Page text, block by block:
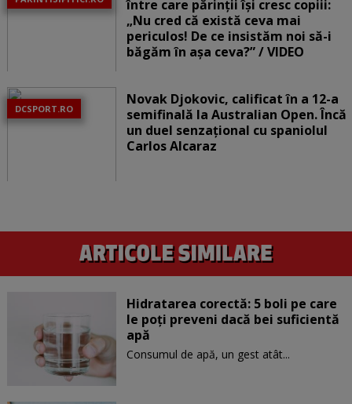
între care părinții își cresc copiii:
„Nu cred că există ceva mai
periculos! De ce insistăm noi să-i
băgăm în așa ceva?” / VIDEO
DCSPORT.RO
Novak Djokovic, calificat în a 12-a
semifinală la Australian Open. Încă
un duel senzațional cu spaniolul
Carlos Alcaraz
Hidratarea corectă: 5 boli pe care
le poți preveni dacă bei suficientă
apă
Consumul de apă, un gest atât...